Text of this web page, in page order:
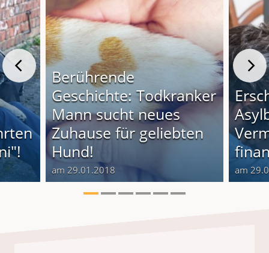
Berührende
Geschichte: Todkranker
Mann sucht neues
Zuhause für geliebten
Hund!
am 29.01.2018 am